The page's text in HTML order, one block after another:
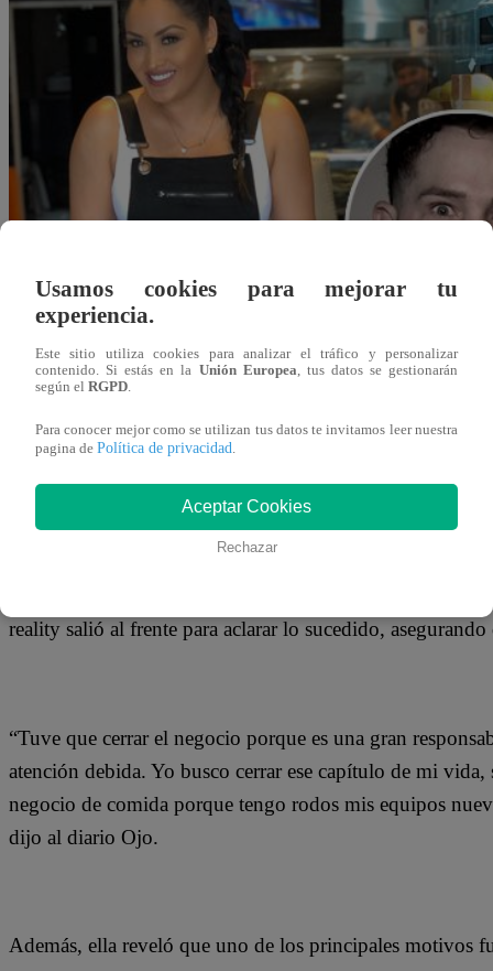
19 de noviembre 2019
reality salió al frente para aclarar lo sucedido,
“Tuve que cerrar el negocio porque es una gran
atención debida. Yo busco cerrar ese capítulo de mi
negocio de comida porque tengo rodos mis equipos
dijo al diario Ojo.
Además, ella reveló que uno de los principales motivos
Usamos cookies para mejorar tu
experiencia.
Este sitio utiliza cookies para analizar el tráfico y personalizar
contenido. Si estás en la Unión Europea , tus datos se gestionarán
según el RGPD
Para conocer mejor como se utilizan tus datos te invitamos leer nuestra
pagina de Política de privacidad
Aceptar Cookies
Rechazar